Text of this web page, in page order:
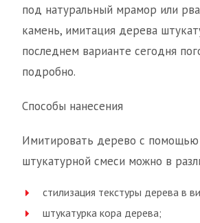
под натуральный мрамор или
камень, имитация дерева
последнем варианте сегодня
подробно.
Способы нанесения
Имитировать дерево с помощью
штукатурной смеси можно в
стилизация текстуры дерева в
штукатурка кора дерева;